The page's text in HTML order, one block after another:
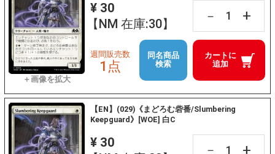
¥ 30
【NM 在庫:30】
－ +
カートに
追加
週間販売数
1点
同名商品
検索
【EN】(029)《まどろむ砦番/Slumbering
Keepguard》[WOE] 白C
¥ 30
－ +